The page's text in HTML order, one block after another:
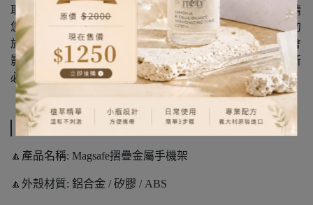
取件的物流公司；若本公司或特約商的外包裝已經遺失，請
您在商品原廠外盒外，再以其他適當的外盒進行包裝，請勿
於商品原廠外盒上直接黏貼任何單據或書寫文字，否則將會
影響退貨權限，此外也可能依照損毀程度扣除為回復原狀所
必要的費用。
規格說明
🔼產品名稱: Magsafe摺疊金屬手機架
🔼外殼材質: 鋁合金 / 矽膠 / ABS